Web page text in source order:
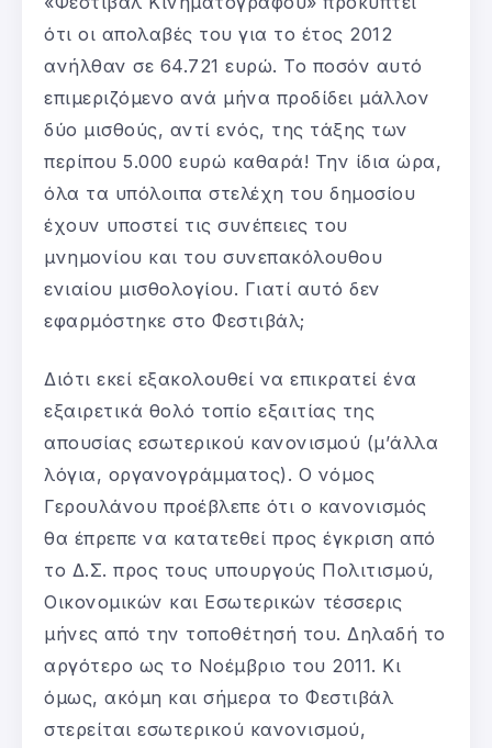
ότι οι απολαβές του για το έτος 2012
ανήλθαν σε 64.721 ευρώ. Το ποσόν αυτό
επιμεριζόμενο ανά μήνα προδίδει μάλλον
δύο μισθούς, αντί ενός, της τάξης των
περίπου 5.000 ευρώ καθαρά! Την ίδια ώρα,
όλα τα υπόλοιπα στελέχη του δημοσίου
έχουν υποστεί τις συνέπειες του
μνημονίου και του συνεπακόλουθου
ενιαίου μισθολογίου. Γιατί αυτό δεν
εφαρμόστηκε στο Φεστιβάλ;
Διότι εκεί εξακολουθεί να επικρατεί ένα
εξαιρετικά θολό τοπίο εξαιτίας της
απουσίας εσωτερικού κανονισμού (μ’άλλα
λόγια, οργανογράμματος). Ο νόμος
Γερουλάνου προέβλεπε ότι ο κανονισμός
θα έπρεπε να κατατεθεί προς έγκριση από
το Δ.Σ. προς τους υπουργούς Πολιτισμού,
Οικονομικών και Εσωτερικών τέσσερις
μήνες από την τοποθέτησή του. Δηλαδή το
αργότερο ως το Νοέμβριο του 2011. Κι
όμως, ακόμη και σήμερα το Φεστιβάλ
στερείται εσωτερικού κανονισμού,